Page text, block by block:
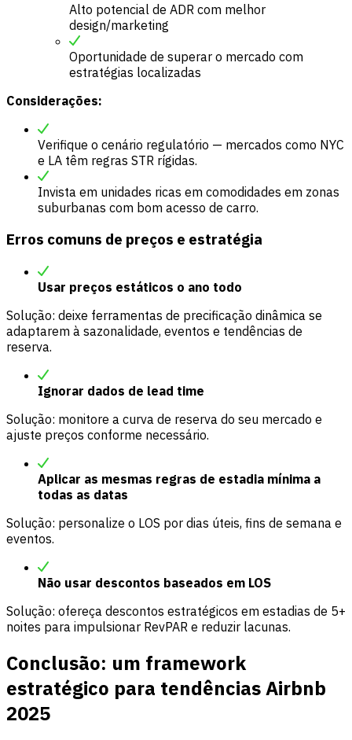
Alto potencial de ADR com melhor
design/marketing
Oportunidade de superar o mercado com
estratégias localizadas
Considerações:
Verifique o cenário regulatório — mercados como NYC
e LA têm regras STR rígidas.
Invista em unidades ricas em comodidades em zonas
suburbanas com bom acesso de carro.
Erros comuns de preços e estratégia
Usar preços estáticos o ano todo
Solução: deixe ferramentas de precificação dinâmica se
adaptarem à sazonalidade, eventos e tendências de
reserva.
Ignorar dados de lead time
Solução: monitore a curva de reserva do seu mercado e
ajuste preços conforme necessário.
Aplicar as mesmas regras de estadia mínima a
todas as datas
Solução: personalize o LOS por dias úteis, fins de semana e
eventos.
Não usar descontos baseados em LOS
Solução: ofereça descontos estratégicos em estadias de 5+
noites para impulsionar RevPAR e reduzir lacunas.
Conclusão: um framework
estratégico para tendências Airbnb
2025